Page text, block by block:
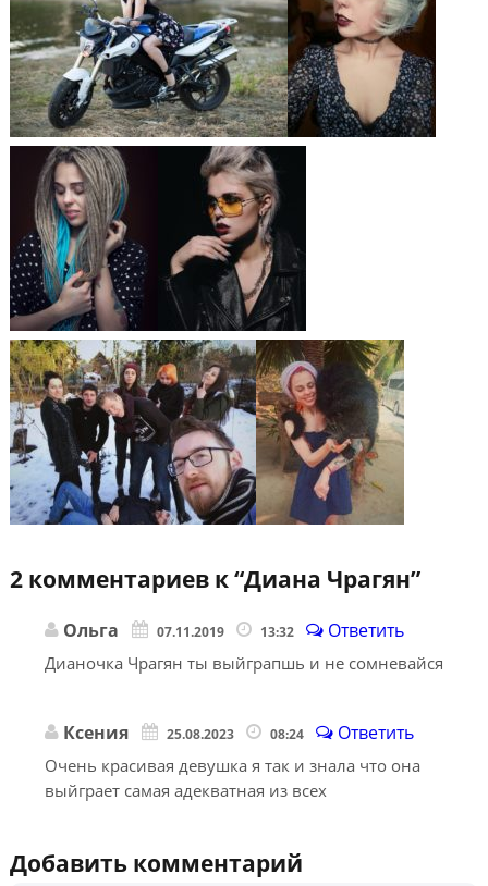
2 комментариев к “Диана Чрагян”
Ольга 07.11.2019 13:32 Ответить
Дианочка Чрагян ты выйграпшь и не сомневайся
Ксения 25.08.2023 08:24 Ответить
Очень красивая девушка я так и знала что она
выйграет самая адекватная из всех
Добавить комментарий